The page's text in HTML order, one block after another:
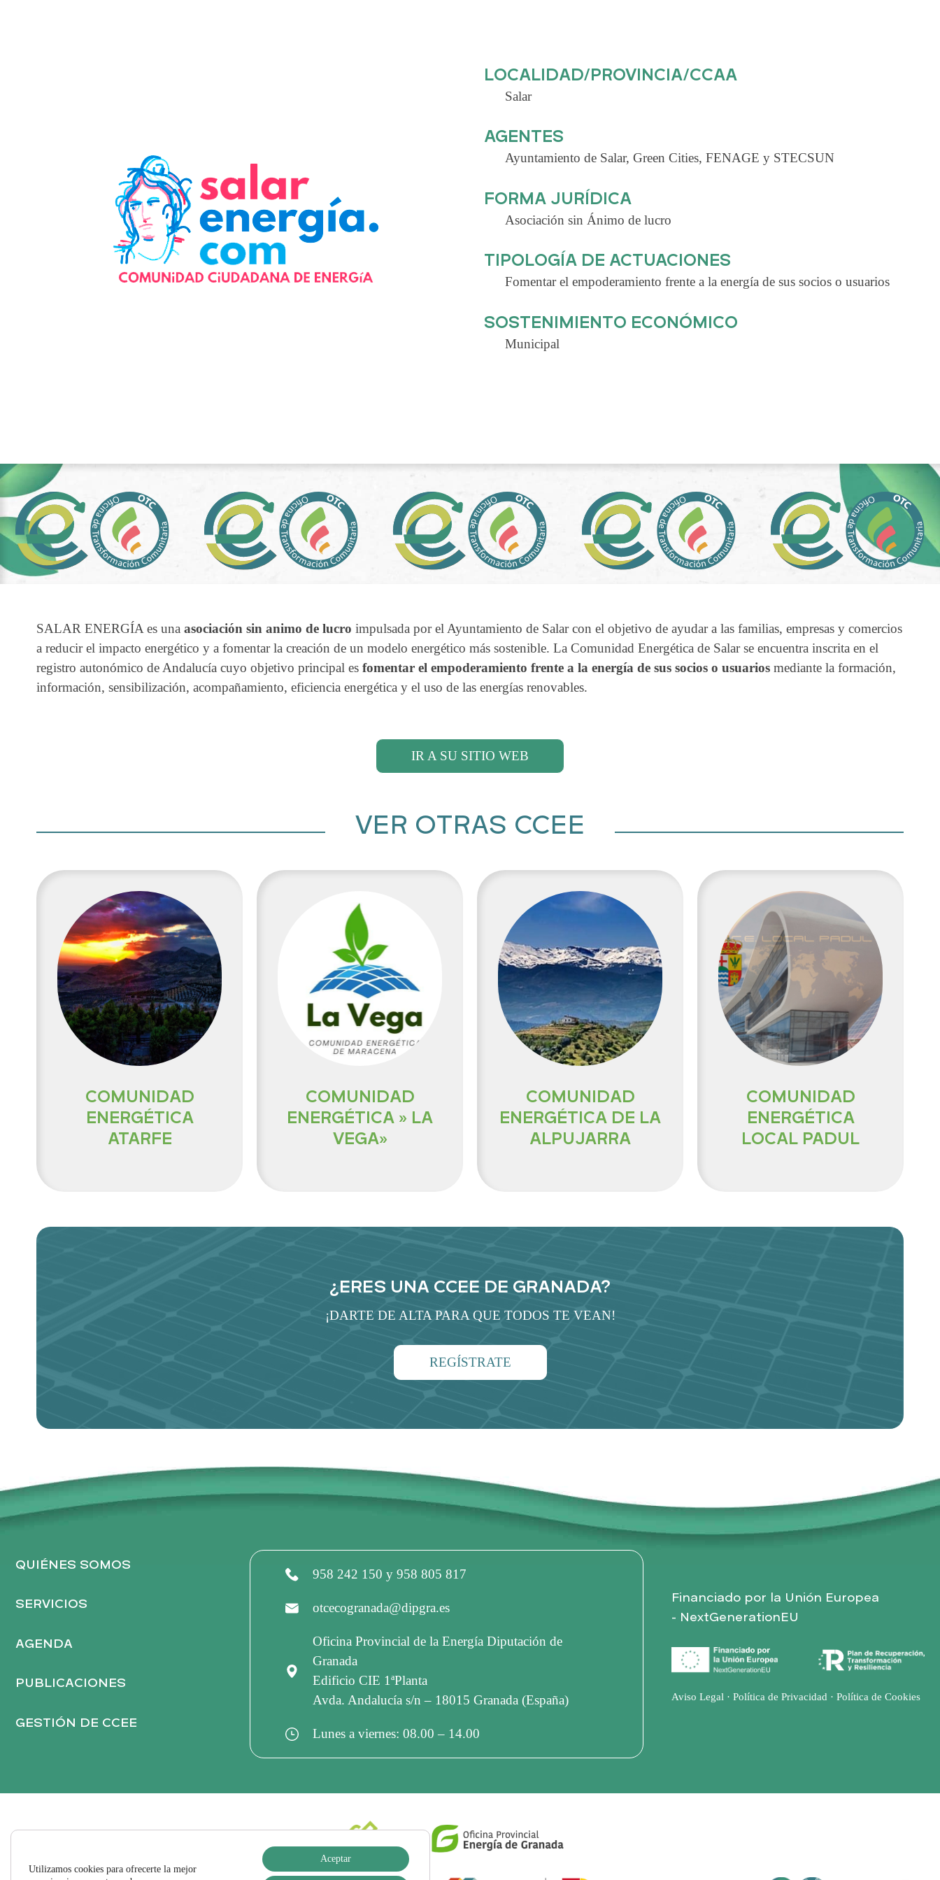
LOCALIDAD/PROVINCIA/CCAA
Salar
AGENTES
Ayuntamiento de Salar, Green Cities, FENAGE y STECSUN
FORMA JURÍDICA
Asociación sin Ánimo de lucro
TIPOLOGÍA DE ACTUACIONES
Fomentar el empoderamiento frente a la energía de sus socios o usuarios
SOSTENIMIENTO ECONÓMICO
Municipal
SALAR ENERGÍA es una asociación sin animo de lucro impulsada por el Ayuntamiento de Salar con el objetivo de ayudar a las familias, empresas y comercios
a reducir el impacto energético y a fomentar la creación de un modelo energético más sostenible. La Comunidad Energética de Salar se encuentra inscrita en el
registro autonómico de Andalucía cuyo objetivo principal es fomentar el empoderamiento frente a la energía de sus socios o usuarios mediante la formación,
información, sensibilización, acompañamiento, eficiencia energética y el uso de las energías renovables.
IR A SU SITIO WEB
VER OTRAS CCEE
COMUNIDAD
ENERGÉTICA
ATARFE
COMUNIDAD
ENERGÉTICA » LA
VEGA»
COMUNIDAD
ENERGÉTICA DE LA
ALPUJARRA
COMUNIDAD
ENERGÉTICA
LOCAL PADUL
¿ERES UNA CCEE DE GRANADA?
¡DARTE DE ALTA PARA QUE TODOS TE VEAN!
REGÍSTRATE
QUIÉNES SOMOS
SERVICIOS
AGENDA
PUBLICACIONES
GESTIÓN DE CCEE
958 242 150 y 958 805 817
otcecogranada@dipgra.es
Oficina Provincial de la Energía Diputación de
Granada
Edificio CIE 1ªPlanta
Avda. Andalucía s/n – 18015 Granada (España)
Lunes a viernes: 08.00 – 14.00
Financiado por la Unión Europea
- NextGenerationEU
Aviso Legal · Política de Privacidad · Política de Cookies
Utilizamos cookies para ofrecerte la mejor
Aceptar